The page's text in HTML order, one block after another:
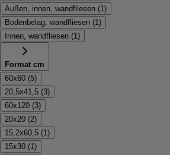
Außen, innen, wandfliesen (1)
Bodenbelag, wandfliesen (1)
Innen, wandfliesen (1)
Format cm
60x60 (5)
20,5x41,5 (3)
60x120 (3)
20x20 (2)
15,2x60,5 (1)
15x30 (1)